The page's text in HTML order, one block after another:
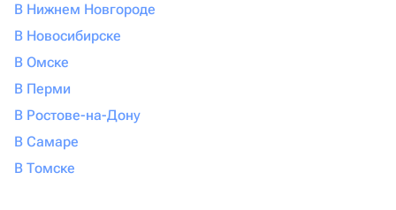
В Нижнем Новгороде
В Новосибирске
В Омске
В Перми
В Ростове-на-Дону
В Самаре
В Томске